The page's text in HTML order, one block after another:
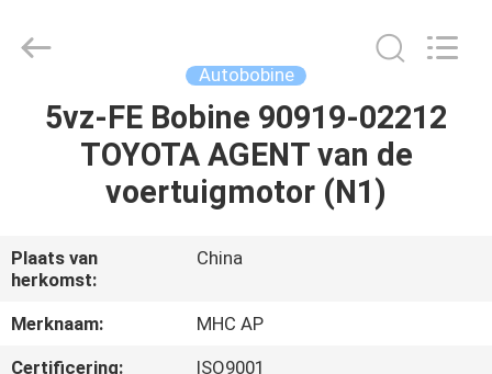
HUIS
PRODUCTEN
ONGEVEER
ONS
FABRIEKSREIS
Limited.
Autobobine
5vz-FE Bobine 90919-02212
TOYOTA AGENT van de
voertuigmotor (N1)
Plaats van
herkomst:
China
Merknaam:
MHC AP
Certificering:
ISO9001